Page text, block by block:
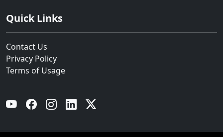
Quick Links
Contact Us
Privacy Policy
Terms of Usage
YouTube Facebook Instagram Linkedin